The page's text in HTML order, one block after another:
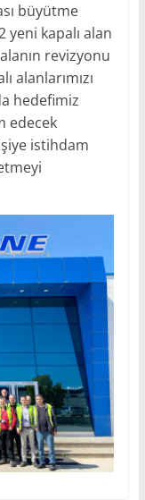
büyütme
yeni kapalı alan
revizyonu
alanlarımızı
hedefimiz
edecek
istihdam